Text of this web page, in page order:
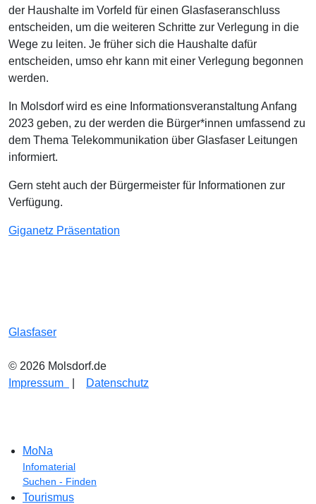
der Haushalte im Vorfeld für einen Glasfaseranschluss
entscheiden, um die weiteren Schritte zur Verlegung in die
Wege zu leiten. Je früher sich die Haushalte dafür
entscheiden, umso ehr kann mit einer Verlegung begonnen
werden.
In Molsdorf wird es eine Informationsveranstaltung Anfang
2023 geben, zu der werden die Bürger*innen umfassend zu
dem Thema Telekommunikation über Glasfaser Leitungen
informiert.
Gern steht auch der Bürgermeister für Informationen zur
Verfügung.
Giganetz Präsentation
Glasfaser
© 2026 Molsdorf.de
Impressum
Datenschutz
MoNa
Infomaterial
Suchen - Finden
Tourismus